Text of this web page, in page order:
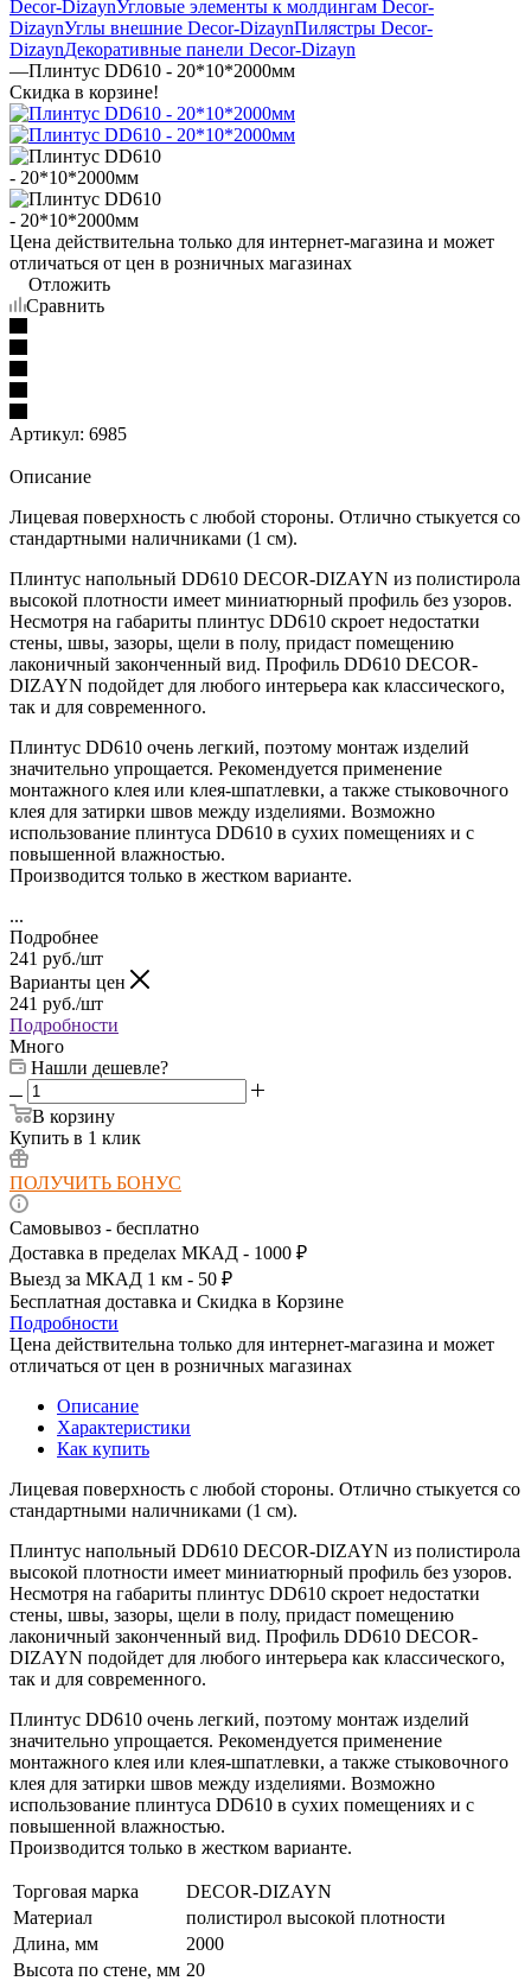
Decor-DizaynУгловые элементы к молдингам Decor-
DizaynУглы внешние Decor-DizaynПилястры Decor-
DizaynДекоративные панели Decor-Dizayn
—Плинтус DD610 - 20*10*2000мм
Скидка в корзине!
Цена действительна только для интернет-магазина и может
отличаться от цен в розничных магазинах
Отложить
Сравнить
Артикул: 6985
Описание
Лицевая поверхность с любой стороны. Отлично стыкуется со
стандартными наличниками (1 см).
Плинтус напольный DD610 DECOR-DIZAYN из полистирола
высокой плотности имеет миниатюрный профиль без узоров.
Несмотря на габариты плинтус DD610 скроет недостатки
стены, швы, зазоры, щели в полу, придаст помещению
лаконичный законченный вид. Профиль DD610 DECOR-
DIZAYN подойдет для любого интерьера как классического,
так и для современного.
Плинтус DD610 очень легкий, поэтому монтаж изделий
значительно упрощается. Рекомендуется применение
монтажного клея или клея-шпатлевки, а также стыковочного
клея для затирки швов между изделиями. Возможно
использование плинтуса DD610 в сухих помещениях и с
повышенной влажностью.
Производится только в жестком варианте.
...
Подробнее
241 руб./шт
Варианты цен
241 руб./шт
Подробности
Много
Нашли дешевле?
В корзину
Купить в 1 клик
ПОЛУЧИТЬ БОНУС
Самовывоз - бесплатно
Доставка в пределах МКАД - 1000 ₽
Выезд за МКАД 1 км - 50 ₽
Бесплатная доставка и Скидка в Корзине
Подробности
Цена действительна только для интернет-магазина и может
отличаться от цен в розничных магазинах
Описание
Характеристики
Как купить
Лицевая поверхность с любой стороны. Отлично стыкуется со
стандартными наличниками (1 см).
Плинтус напольный DD610 DECOR-DIZAYN из полистирола
высокой плотности имеет миниатюрный профиль без узоров.
Несмотря на габариты плинтус DD610 скроет недостатки
стены, швы, зазоры, щели в полу, придаст помещению
лаконичный законченный вид. Профиль DD610 DECOR-
DIZAYN подойдет для любого интерьера как классического,
так и для современного.
Плинтус DD610 очень легкий, поэтому монтаж изделий
значительно упрощается. Рекомендуется применение
монтажного клея или клея-шпатлевки, а также стыковочного
клея для затирки швов между изделиями. Возможно
использование плинтуса DD610 в сухих помещениях и с
повышенной влажностью.
Производится только в жестком варианте.
Торговая марка
DECOR-DIZAYN
Материал
полистирол высокой плотности
Длина, мм
2000
Высота по стене, мм 20